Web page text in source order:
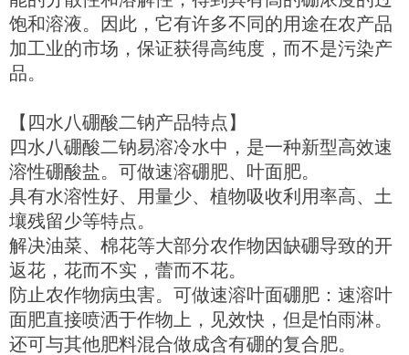
饱和溶液。因此，它有许多不同的用途在农产品
加工业的市场，保证获得高纯度，而不是污染产
品。
【四水八硼酸二钠产品特点】
四水八硼酸二钠易溶冷水中，是一种新型高效速
溶性硼酸盐。可做速溶硼肥、叶面肥。
具有水溶性好、用量少、植物吸收利用率高、土
壤残留少等特点。
解决油菜、棉花等大部分农作物因缺硼导致的开
返花，花而不实，蕾而不花。
防止农作物病虫害。可做速溶叶面硼肥：速溶叶
面肥直接喷洒于作物上，见效快，但是怕雨淋。
还可与其他肥料混合做成含有硼的复合肥。